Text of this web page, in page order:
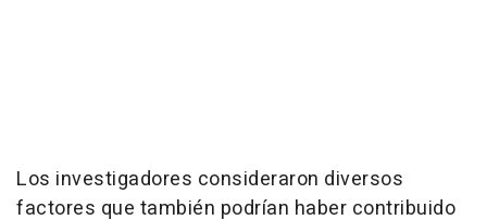
Los investigadores consideraron diversos
factores que también podrían haber contribuido